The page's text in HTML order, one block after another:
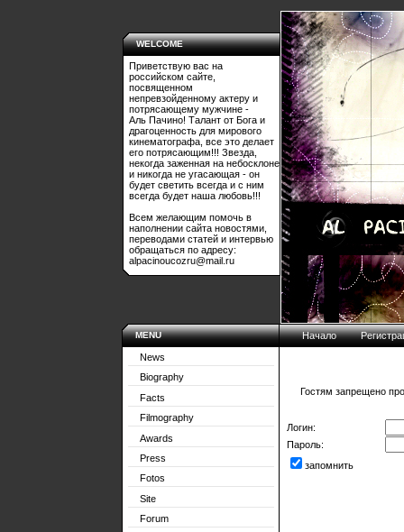
WELCOME
Приветствую вас на
российском сайте,
посвященном
непревзойденному актеру и
потрясающему мужчине -
Аль Пачино! Талант от Бога и
драгоценность для мирового
кинематографа, все это делает
его потрясающим!!! Звезда,
некогда заженная на небосклоне
и никогда не угасающая - он
будет светить всегда и с ним
всегда будет наша любовь!!!
Всем желающим помочь в
наполнении сайта новостями,
переводами статей и интервью
обращаться по адресу:
alpacinoucozru@mail.ru
MENU
News
Biography
Facts
Filmography
Awards
Press
Fotos
Site
Forum
Начало
Гостям запрещено
Логин:
Пароль:
запомнить